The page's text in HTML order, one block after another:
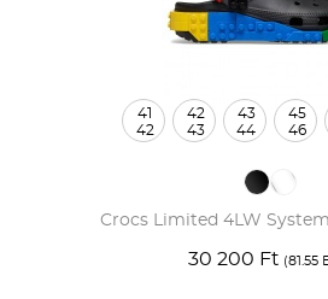
Crocs Limited 4LW
30 200 Ft (81.55
41
42
42
43
43
44
45
46